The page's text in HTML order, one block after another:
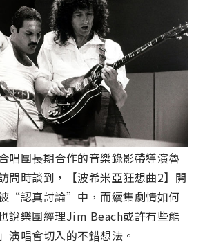
唱團長期合作的音樂錄影帶導演魯
問時談到，【波希米亞狂想曲2】開
“認真討論”中，而續集劇情如何
說樂團經理Jim Beach或許有些能
演唱會切入的不錯想法。